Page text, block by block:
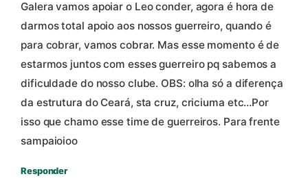
Galera vamos apoiar o Leo conder, agora é hora de
darmos total apoio aos nossos guerreiro, quando é
para cobrar, vamos cobrar. Mas esse momento é de
estarmos juntos com esses guerreiro pq sabemos a
dificuldade do nosso clube. OBS: olha só a diferença
da estrutura do Ceará, sta cruz, criciuma etc…Por
isso que chamo esse time de guerreiros. Para frente
sampaioioo
Responder